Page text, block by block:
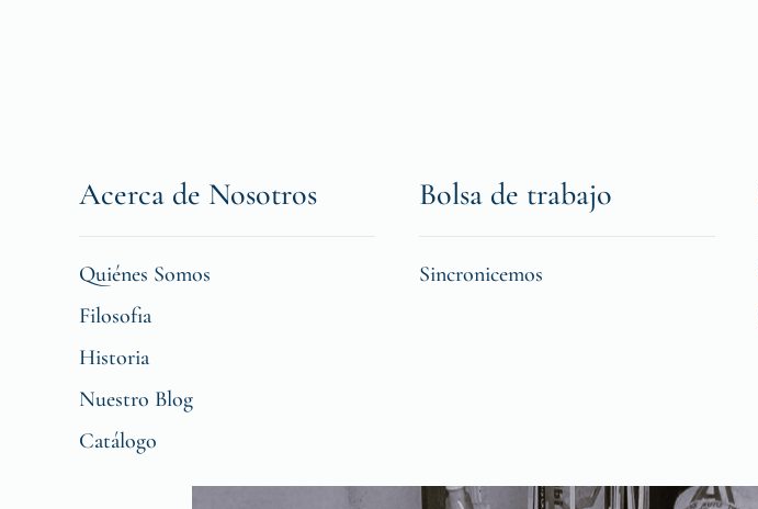
Acerca de Nosotros
Quiénes Somos
Filosofia
Historia
Nuestro Blog
Catálogo
Bolsa de trabajo
Sincronicemos